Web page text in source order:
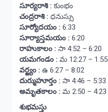
సూర్యరాశి : కుంభం
చంద్రరాశి : ధనుస్సు
సూర్యోదయం : 6:33
సూర్యాస్తమయం : 6:20
రాహుకాలం : సా 4:52 – 6:20
యమగండం : మ 12:27 – 1.55
వర్జ్యం : ఉ 6:27 – 8:02
దుర్ముహూర్తం : సా 4:46 – 5:33
అమృతకాలం : మ 2:50 – 4:23
శుభమస్తు